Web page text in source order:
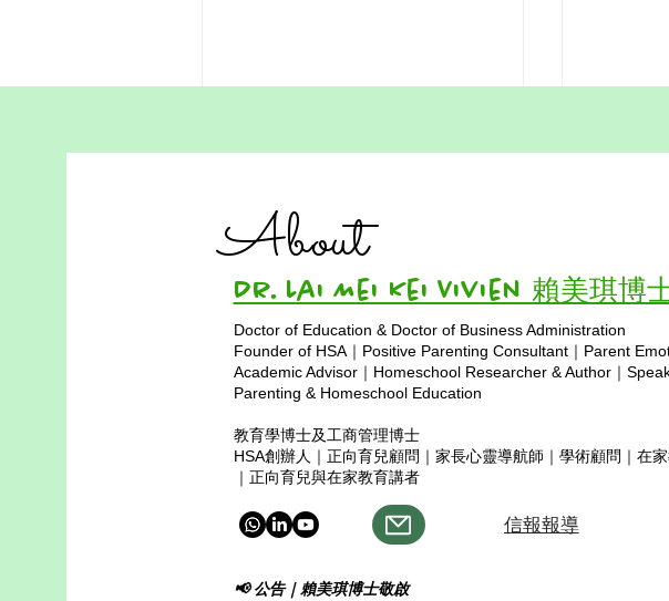
在家教育是一種靈活且個人化的學
習方式，孩子在非傳統學校環境中
學習，通常由家長、導師或線上教
師指導。近年來，越來越多香港家
習速度、興趣與價值觀。本章節將
深入探討在家教育的主要優勢、多
元教學方法，以及幫助家庭作出明
義的...
Copyright ©
About
Dr. Lai Mei Kei Vivien 賴美琪博
Doctor of Education & Doctor of Business Administration
Founder of HSA｜Positive Parenting Consultant｜Parent
Academic Advisor｜Homeschool Researcher & Author｜
Parenting & Homeschool Education
教育學博士及工商管理博士
HSA創辦人｜正向育兒顧問｜家長心靈導航師｜學術顧問｜在
｜正向育兒與在家教育講者
信報報導
📢 公告｜賴美琪博士敬啟